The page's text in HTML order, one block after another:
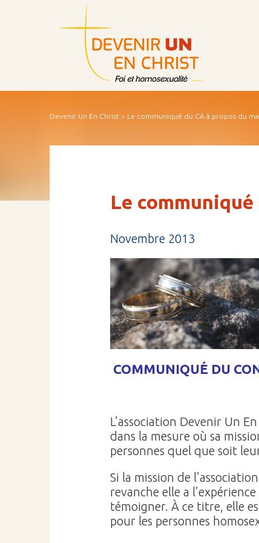
Devenir Un En Christ > Le communiqué du CA à propos du
Le
Novembre 2013
COMMUNIQUÉ DU
L’association Devenir Un
dans la mesure où sa
personnes quel que soit
Si la mission de
revanche elle a
témoigner. À ce titre, elle
pour les personnes